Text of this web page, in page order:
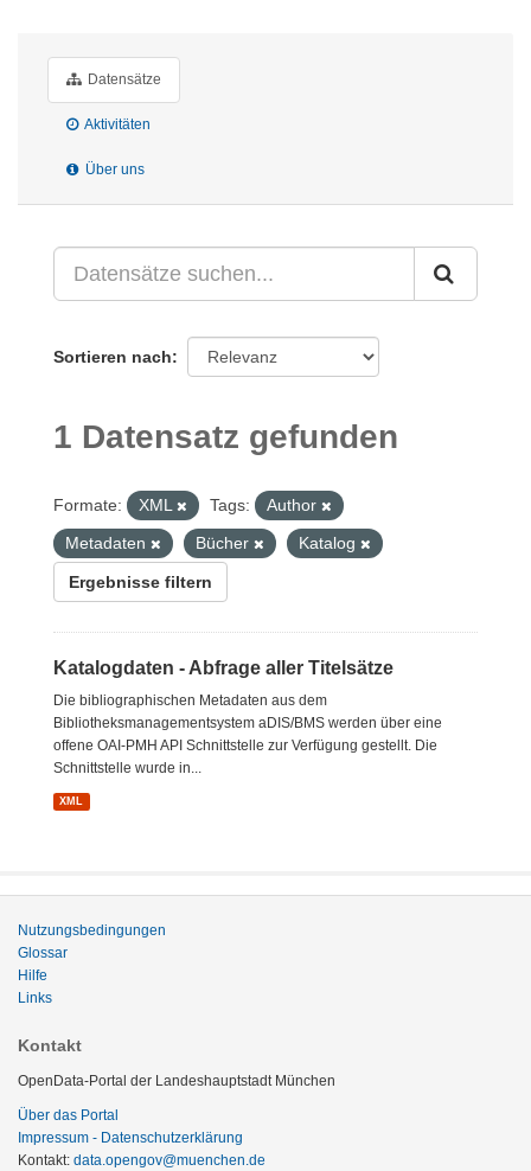
Datensätze
Aktivitäten
Über uns
Sortieren nach
1 Datensatz gefunden
Formate: XML Tags:
Author
Metadaten
Bücher Katalog
Ergebnisse filtern
Katalogdaten - Abfrage aller Titelsätze
Die bibliographischen Metadaten aus dem
Bibliotheksmanagementsystem aDIS/BMS werden über eine
offene OAI-PMH API Schnittstelle zur Verfügung gestellt. Die
Schnittstelle wurde in...
XML
Nutzungsbedingungen
Glossar
Hilfe
Links
Kontakt
OpenData-Portal der Landeshauptstadt München
Über das Portal
Impressum - Datenschutzerklärung
Kontakt: data.opengov@muenchen.de